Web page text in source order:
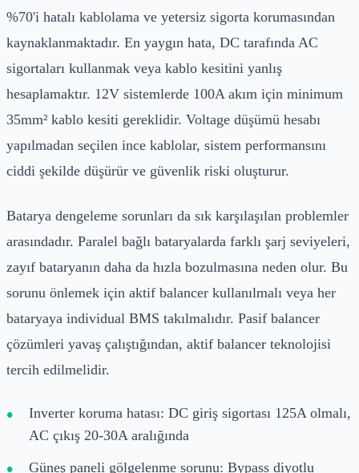
%70'i hatalı kablolama ve yetersiz sigorta korumasından
kaynaklanmaktadır. En yaygın hata, DC tarafında AC
sigortaları kullanmak veya kablo kesitini yanlış
hesaplamaktır. 12V sistemlerde 100A akım için minimum
35mm² kablo kesiti gereklidir. Voltage düşümü hesabı
yapılmadan seçilen ince kablolar, sistem performansını
ciddi şekilde düşürür ve güvenlik riski oluşturur.
Batarya dengeleme sorunları da sık karşılaşılan problemler
arasındadır. Paralel bağlı bataryalarda farklı şarj seviyeleri,
zayıf bataryanın daha da hızla bozulmasına neden olur. Bu
sorunu önlemek için aktif balancer kullanılmalı veya her
bataryaya individual BMS takılmalıdır. Pasif balancer
çözümleri yavaş çalıştığından, aktif balancer teknolojisi
tercih edilmelidir.
Inverter koruma hatası: DC giriş sigortası 125A olmalı,
AC çıkış 20-30A aralığında
Güneş paneli gölgelenme sorunu: Bypass diyotlu